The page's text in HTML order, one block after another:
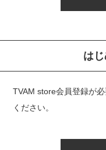
は
TVAM store会員登録が必
ください。